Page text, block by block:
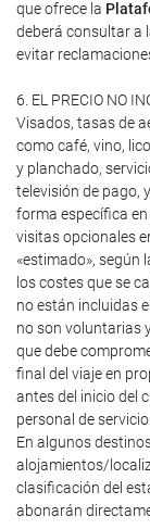
que ofrece la
deberá consultar a
evitar
6. EL PRECIO NO
Visados, tasas de
como café, vino,
y planchado,
televisión de pago,
forma específica
visitas opcionales
«estimado», según
los costes que se
no están incluidas
no son voluntarias
que debe
final del viaje en
antes del inicio del
personal de servicio.
En algunos
alojamientos/
clasificación del
abonarán